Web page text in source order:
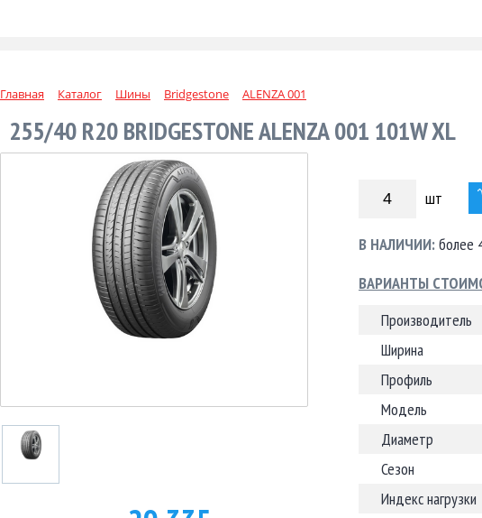
Главная Каталог Шины Bridgestone ALENZA 001
255/40 R20 BRIDGESTONE ALENZA 001 101W XL
шт
В НАЛИЧИИ:более
ВАРИАНТЫ
Производитель
Ширина
Профиль
Модель
Диаметр
Сезон
Индекс нагрузки